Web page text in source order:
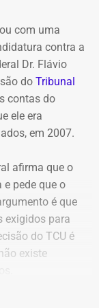
pela
firmado
PGE, as
90 dias,
o
aderir ao
mais de R$ 1,8
a
do que o
acordo,
com uma
contra a
Dr. Flávio
do Tribunal
contas do
ele era
em 2007.
afirma que o
pede que o
é que
exigidos para
do TCU é
existe
foi